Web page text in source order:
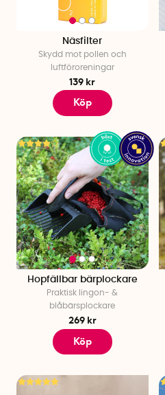
Näsfilter
Skydd mot pollen och
luftföroreningar
139 kr
Köp
Hopfällbar bärplockare
Praktisk lingon- &
blåbärsplockare
269 kr
Köp